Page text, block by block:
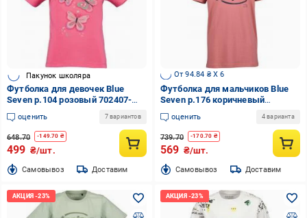
Пакунок школяра
Футболка для девочек Blue
Seven р.104 розовый 702407-
00/4210
оценить 7 вариантов
648.70 -149.70 ₴
499 ₴/шт.
Cамовывоз Доставим
От 94.84 ₴ X 6
Футболка для мальчиков Blue
Seven р.176 коричневый
602901-00/2911
оценить 4 варианта
739.70 -170.70 ₴
569 ₴/шт.
Cамовывоз Доставим